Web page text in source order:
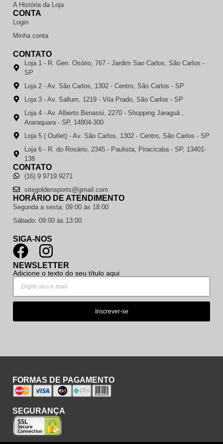
A História da Loja
CONTA
Login
Minha conta
CONTATO
Loja 1 - R. Gen. Osório, 767 - Jardim Sao Carlos, São Carlos -
SP
Loja 2 - Av. São Carlos, 1302 - Centro, São Carlos - SP
Loja 3 - Av. Sallum, 1219 - Vila Prado, São Carlos - SP
Loja 4 - Av. Alberto Benassi, 2270 - Shopping Jaraguá ,
Araraquara - SP, 14804-300
Loja 5 ( Outlet) - Av. São Carlos, 1302 - Centro, São Carlos - SP
Loja 6 - R. do Rosário, 2345 - Paulista, Piracicaba - SP, 13401-
138
CONTATO
(16) 9 9719.9271
sitegoldensports@gmail.com
HORÁRIO DE ATENDIMENTO
Segunda a sexta: 09:00 às 18:00
Sábado: 09:00 às 13:00
SIGA-NOS
NEWSLETTER
Adicione o texto do seu título aqui
Inscrever-se
FORMAS DE PAGAMENTO
SEGURANÇA